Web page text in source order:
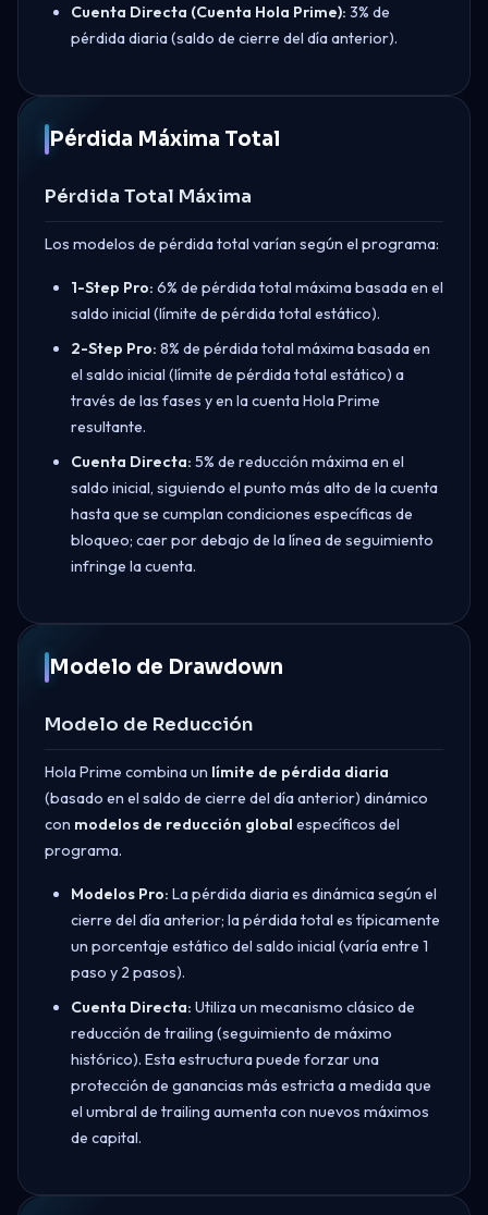
Cuenta Directa (Cuenta Hola Prime): 3% de
pérdida diaria (saldo de cierre del día anterior).
Pérdida Máxima Total
Pérdida Total Máxima
Los modelos de pérdida total varían según el programa:
1-Step Pro: 6% de pérdida total máxima basada en el
saldo inicial (límite de pérdida total estático).
2-Step Pro: 8% de pérdida total máxima basada en
el saldo inicial (límite de pérdida total estático) a
través de las fases y en la cuenta Hola Prime
resultante.
Cuenta Directa: 5% de reducción máxima en el
saldo inicial, siguiendo el punto más alto de la cuenta
hasta que se cumplan condiciones específicas de
bloqueo; caer por debajo de la línea de seguimiento
infringe la cuenta.
Modelo de Drawdown
Modelo de Reducción
Hola Prime combina un límite de pérdida diaria
(basado en el saldo de cierre del día anterior) dinámico
con modelos de reducción global específicos del
programa.
Modelos Pro: La pérdida diaria es dinámica según el
cierre del día anterior; la pérdida total es típicamente
un porcentaje estático del saldo inicial (varía entre 1
paso y 2 pasos).
Cuenta Directa: Utiliza un mecanismo clásico de
reducción de trailing (seguimiento de máximo
histórico). Esta estructura puede forzar una
protección de ganancias más estricta a medida que
el umbral de trailing aumenta con nuevos máximos
de capital.